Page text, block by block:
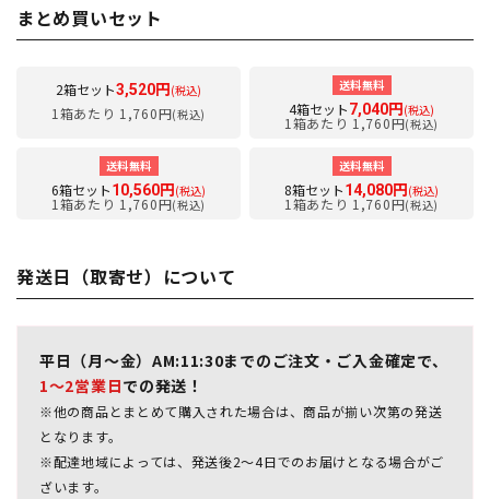
まとめ買いセット
2箱セット3,520円 (税込)
1箱あたり 1,760円(税込)
送料無料
4箱セット7,040円 (税込)
1箱あたり 1,760円(税込)
送料無料
6箱セット10,560円 (税込)
1箱あたり 1,760円(税込)
送料無料
8箱セット14,080円 (税込)
1箱あたり 1,760円(税込)
発送日（取寄せ）について
平日（月～金）AM:11:30までのご注文・ご入金確定で、
1～2営業日での発送！
※他の商品とまとめて購入された場合は、商品が揃い次第の発送
となります。
※配達地域によっては、発送後2～4日でのお届けとなる場合がご
ざいます。